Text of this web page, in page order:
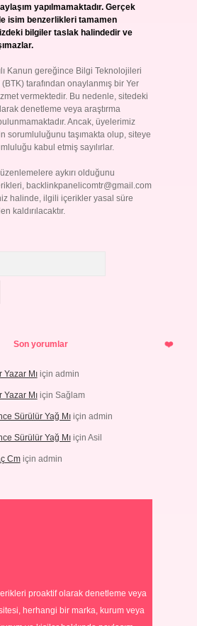
yapılmamaktadır. Gerçek
isim benzerlikleri tamamen
bilgiler taslak halindedir ve
Kanun gereğince Bilgi Teknolojileri
tarafından onaylanmış bir Yer
vermektedir. Bu nedenle, sitedeki
denetleme veya araştırma
Ancak, üyelerimiz
sorumluluğunu taşımakta olup, siteye
kabul etmiş sayılırlar.
aykırı olduğunu
backlinkpanelicomtr@gmail.com
halinde, ilgili içerikler yasal süre
kaldırılacaktır.
Son yorumlar
Yazar Mıiçin admin
Yazar Mıiçin Sağlam
Sürülür Yağ Mıiçin admin
Sürülür Yağ Mıiçin Asil
Cmiçin admin
proaktif olarak denetleme veya
herhangi bir marka, kurum veya